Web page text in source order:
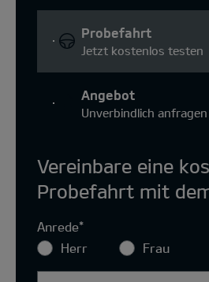
Probefahrt
Jetzt kostenlos testen
Angebot
Unverbindlich anfragen
Vereinbare eine
Probefahrt mit
Anrede*
Herr
Frau